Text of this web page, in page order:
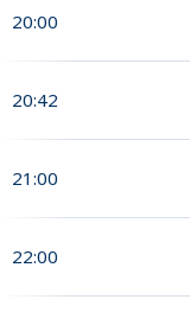
20:00
20:42
21:00
22:00